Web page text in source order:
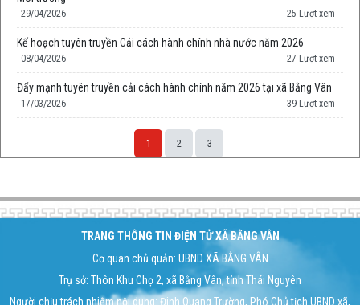
29/04/2026 25 Lượt xem
Kế hoạch tuyên truyền Cải cách hành chính nhà nước năm 2026
08/04/2026 27 Lượt xem
Đẩy mạnh tuyên truyền cải cách hành chính năm 2026 tại xã Bằng Vân
17/03/2026 39 Lượt xem
1 2 3
TRANG THÔNG TIN ĐIỆN TỬ XÃ BẰNG VÂN
Cơ quan chủ quản: UBND XÃ BẰNG VÂN
Trụ sở: Thôn Khu Chợ 2, xã Bằng Vân, tỉnh Thái Nguyên
Người chịu trách nhiệm nội dung: Đinh Quang Trường, Phó Chủ tịch UBND xã,